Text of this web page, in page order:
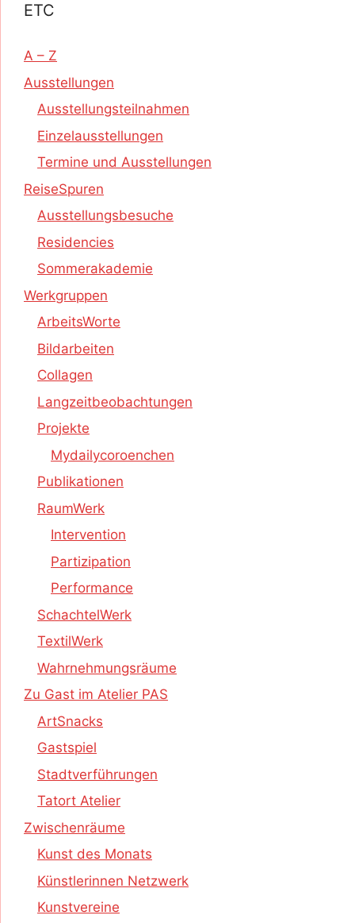
ETC
A – Z
Ausstellungen
Ausstellungsteilnahmen
Einzelausstellungen
Termine und Ausstellungen
ReiseSpuren
Ausstellungsbesuche
Residencies
Sommerakademie
Werkgruppen
ArbeitsWorte
Bildarbeiten
Collagen
Langzeitbeobachtungen
Projekte
Mydailycoroenchen
Publikationen
RaumWerk
Intervention
Partizipation
Performance
SchachtelWerk
TextilWerk
Wahrnehmungsräume
Zu Gast im Atelier PAS
ArtSnacks
Gastspiel
Stadtverführungen
Tatort Atelier
Zwischenräume
Kunst des Monats
Künstlerinnen Netzwerk
Kunstvereine